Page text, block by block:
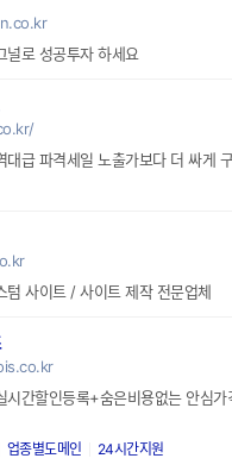
로 성공투자 하세요
사이트 / 사이트 제작 전문업체
간할인등록+숨은비용없는 안심가격